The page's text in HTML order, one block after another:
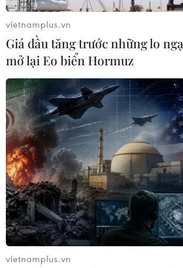
TIN CÙNG CHUYÊN MỤC
Liên hợp quốc kêu gọi chấm dứt tấn
công dân thường trong xung đột
Nga-Ukraine
07/08/2026 04:29
Chính sách nhà ở của nước Anh -
Góc tham chiếu cho Việt Nam
07/08/2026 04:08
vietnamplus.vn
Giá dầu tăng trước những lo
mở lại Eo biển Hormuz
vietnamplus.vn